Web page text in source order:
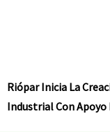
Riópar Inicia La
Industrial Con Apoyo